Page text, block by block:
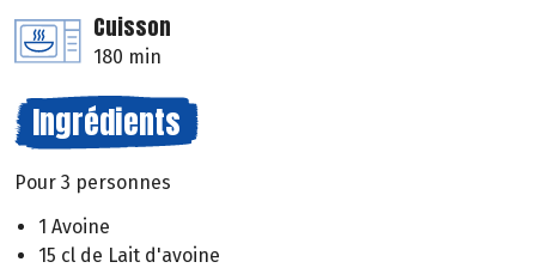
Cuisson
180 min
Ingrédients
Pour 3 personnes
1 Avoine
15 cl de Lait d'avoine